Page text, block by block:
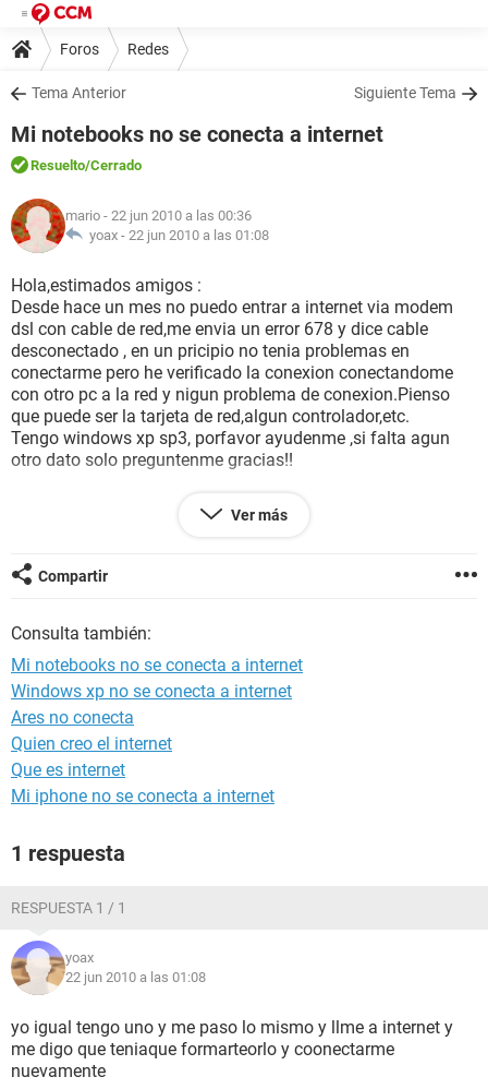
Foros Redes
Tema Anterior Siguiente Tema
Mi notebooks no se conecta a internet
Resuelto/Cerrado
mario - 22 jun 2010 a las 00:36
yoax - 22 jun 2010 a las 01:08
Hola,estimados amigos :
Desde hace un mes no puedo entrar a internet via modem
dsl con cable de red,me envia un error 678 y dice cable
desconectado , en un pricipio no tenia problemas en
conectarme pero he verificado la conexion conectandome
con otro pc a la red y nigun problema de conexion.Pienso
que puede ser la tarjeta de red,algun controlador,etc.
Tengo windows xp sp3, porfavor ayudenme ,si falta agun
otro dato solo preguntenme gracias!!
Ver más
Compartir
Consulta también:
Mi notebooks no se conecta a internet
Windows xp no se conecta a internet
Ares no conecta
Quien creo el internet
Que es internet
Mi iphone no se conecta a internet
1 respuesta
RESPUESTA 1 / 1
yoax
22 jun 2010 a las 01:08
yo igual tengo uno y me paso lo mismo y llme a internet y
me digo que teniaque formarteorlo y coonectarme
nuevamente